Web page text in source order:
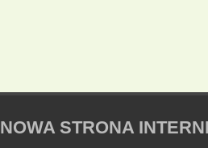
NOWA STRONA